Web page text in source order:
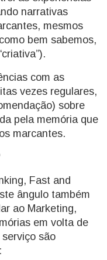
narrativas
mesmos
bem sabemos,
com as
vezes regulares,
sobre
pela memória que
marcantes.
Fast and
ângulo também
ao Marketing,
em volta de
são